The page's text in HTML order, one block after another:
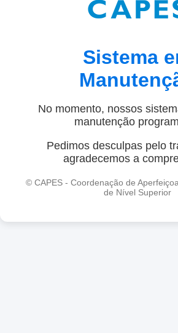
Sistema
No momento, nossos
manutenção
Pedimos desculpas pelo
agradecemos a
© CAPES - Coordenação de
de Nível Superior